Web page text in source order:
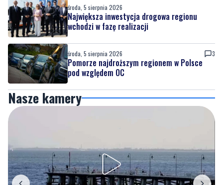
środa, 5 sierpnia 2026
Pomorze najdroższym regionem w Polsce
Nasze kamery
Gdynia
Orłowo